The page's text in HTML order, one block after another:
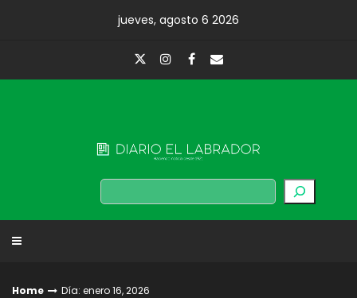
jueves, agosto 6 2026
Buscar
Home Día: enero 16, 2026